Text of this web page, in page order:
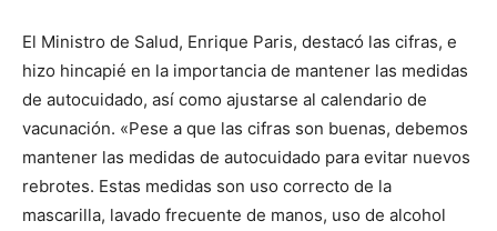
El Ministro de Salud, Enrique Paris, destacó las cifras, e
hizo hincapié en la importancia de mantener las medidas
de autocuidado, así como ajustarse al calendario de
vacunación. «Pese a que las cifras son buenas, debemos
mantener las medidas de autocuidado para evitar nuevos
rebrotes. Estas medidas son uso correcto de la
mascarilla, lavado frecuente de manos, uso de alcohol